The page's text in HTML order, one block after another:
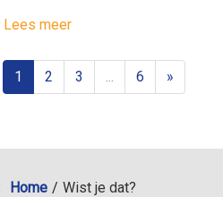
Lees meer
1 2 3 ... 6 »
Home Wist je dat?